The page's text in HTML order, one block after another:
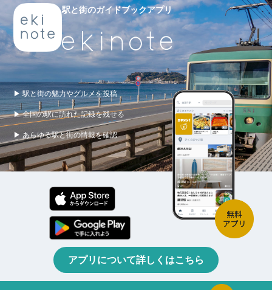
駅と街のガイドブックアプリ
▶ 駅と街の魅力やグルメを投稿
▶ 全国の駅に訪れた記録を残せる
▶ あらゆる駅と街の情報を確認
アプリについて詳しくはこちら